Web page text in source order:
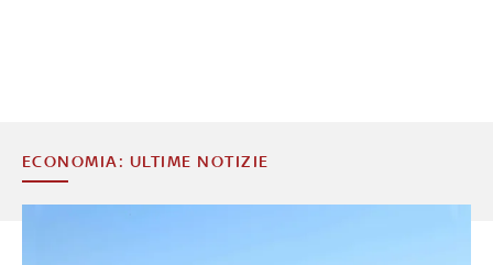
ECONOMIA: ULTIME NOTIZIE